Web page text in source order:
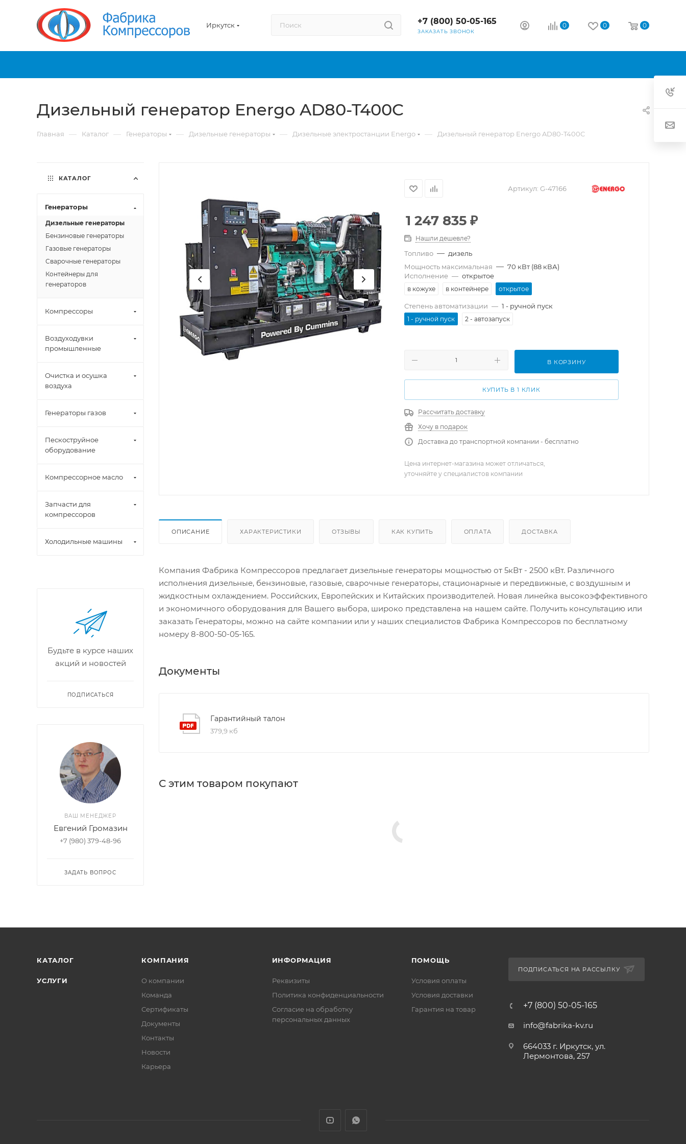
Иркутск +7 (800) 50-05-165
ЗАКАЗАТЬ ЗВОНОК
0 0 0
Дизельный генератор Energo AD80-T400C
Главная — Каталог — Генераторы — Дизельные генераторы — Дизельные электростанции Energo — Дизельный генератор Energo AD80-T400C
Артикул: G-47166
1 247 835₽
Нашли дешевле?
Топливо — дизель
Мощность максимальная — 70 кВт (88 кВА)
Исполнение — открытое
в кожухе в контейнере открытое
Степень автоматизации — 1 - ручной пуск
1 - ручной пуск 2 - автозапуск
В КОРЗИНУ
КУПИТЬ В 1 КЛИК
Рассчитать доставку
Хочу в подарок
Доставка до транспортной компании - бесплатно
Цена интернет-магазина может отличаться,
уточняйте у специалистов компании
ОПИСАНИЕ ХАРАКТЕРИСТИКИ ОТЗЫВЫ КАК КУПИТЬ ОПЛАТА ДОСТАВКА
Компания Фабрика Компрессоров предлагает дизельные генераторы мощностью от 5кВт - 2500 кВт. Различного
исполнения дизельные, бензиновые, газовые, сварочные генераторы, стационарные и передвижные, с воздушным и
жидкостным охлаждением. Российских, Европейских и Китайских производителей. Новая линейка высокоэффективного
и экономичного оборудования для Вашего выбора, широко представлена на нашем сайте. Получить консультацию или
заказать Генераторы, можно на сайте компании или у наших специалистов Фабрика Компрессоров по бесплатному
номеру 8-800-50-05-165.
Документы
Гарантийный талон
379,9 кб
С этим товаром покупают
КАТАЛОГ
Генераторы
Дизельные генераторы
Бензиновые генераторы
Газовые генераторы
Сварочные генераторы
Контейнеры для
генераторов
Компрессоры
Воздуходувки
промышленные
Очистка и осушка
воздуха
Генераторы газов
Пескоструйное
оборудование
Компрессорное масло
Запчасти для
компрессоров
Холодильные машины
Будьте в курсе наших
акций и новостей
ПОДПИСАТЬСЯ
ВАШ МЕНЕДЖЕР
Евгений Громазин
+7 (980) 379-48-96
ЗАДАТЬ ВОПРОС
КАТАЛОГ
УСЛУГИ
КОМПАНИЯ
О компании
Команда
Сертификаты
Документы
Контакты
Новости
Карьера
ИНФОРМАЦИЯ
Реквизиты
Политика конфиденциальности
Cогласие на обработку
персональных данных
ПОМОЩЬ
Условия оплаты
Условия доставки
Гарантия на товар
ПОДПИСАТЬСЯ НА РАССЫЛКУ
+7 (800) 50-05-165
info@fabrika-kv.ru
664033 г. Иркутск, ул.
Лермонтова, 257